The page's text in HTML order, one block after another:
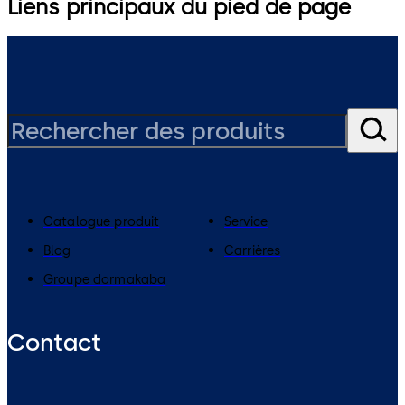
Liens principaux du pied de page
Catalogue produit
Service
Blog
Carrières
Groupe dormakaba
Contact